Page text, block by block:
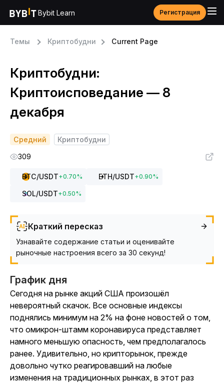
Bybit Learn Регистрация
Темы Криптобудни Current Page
Криптобудни:
Криптоисповедание — 8
декабря
Средний
Криптобудни
309
BTC/USDT+0.70% ETH/USDT+0.90%
SOL/USDT+0.50%
Краткий пересказ
Узнавайте содержание статьи и оценивайте
рыночные настроения всего за 30 секунд!
График дня
Сегодня на рынке акций США произошёл
невероятный скачок. Все основные индексы
поднялись минимум на 2% на фоне новостей о том,
что омикрон-штамм коронавируса представляет
намного меньшую опасность, чем предполагалось
ранее. Удивительно, но крипторынок, прежде
довольно чутко реагировавший на любые
изменения на традиционных рынках, в этот раз